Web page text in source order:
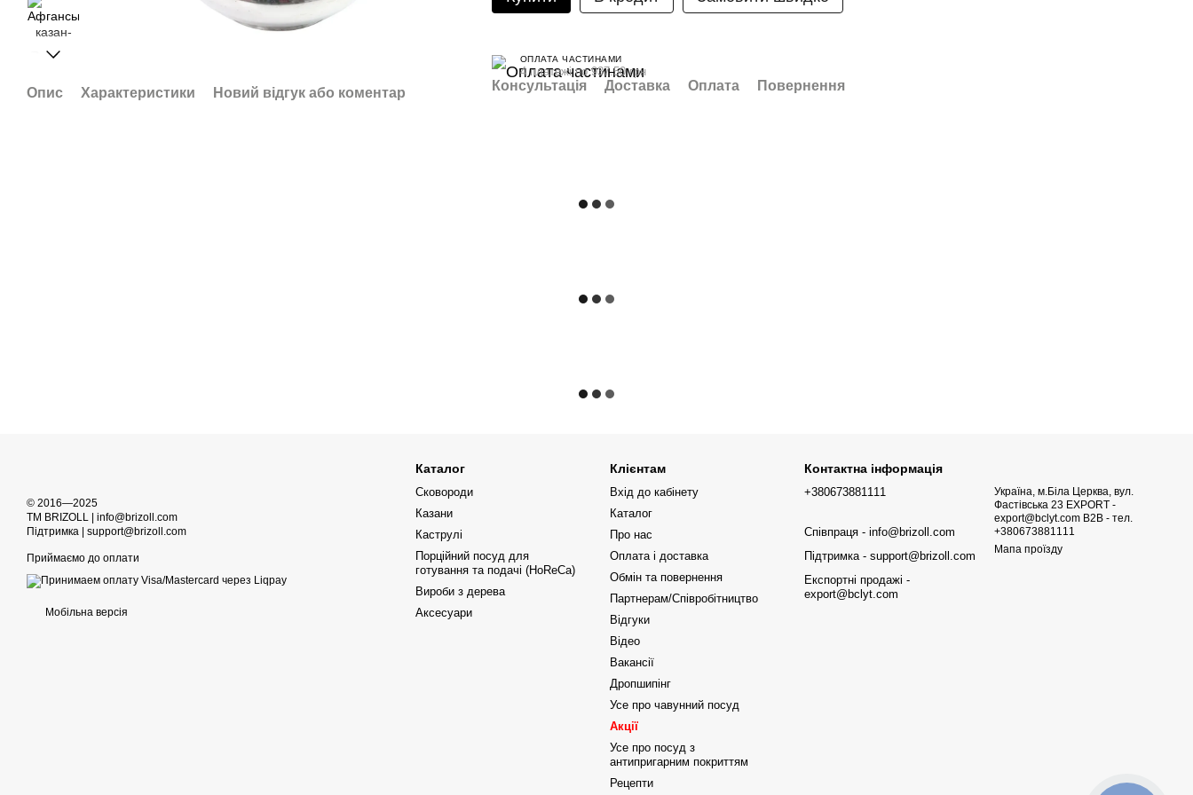
Опис Характеристики Новий відгук або коментар
ОПЛАТА ЧАСТИНАМИ
4 платежі по 937.50 грн
Консультація Доставка Оплата Повернення
© 2016—2025
TM BRIZOLL | info@brizoll.com
Підтримка | support@brizoll.com
Приймаємо до оплати
Мобільна версія
Каталог
Сковороди
Казани
Каструлі
Порційний посуд для
готування та подачі (HoReCa)
Вироби з дерева
Аксесуари
Клієнтам
Вхід до кабінету
Каталог
Про нас
Оплата і доставка
Обмін та повернення
Партнерам/Співробітництво
Відгуки
Відео
Вакансії
Дропшипінг
Усе про чавунний посуд
Акції
Усе про посуд з
антипригарним покриттям
Рецепти
Контактна інформація
+380673881111
Співпраця - info@brizoll.com
Підтримка - support@brizoll.com
Експортні продажі -
export@bclyt.com
Україна, м.Біла Церква, вул.
Фастівська 23 EXPORT -
export@bclyt.com B2B - тел.
+380673881111
Мапа проїзду